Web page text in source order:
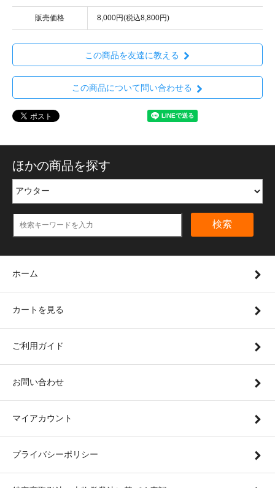
販売価格 8,000円(税込8,800円)
この商品を友達に教える
この商品について問い合わせる
ほかの商品を探す
検索
ホーム
カートを見る
ご利用ガイド
お問い合わせ
マイアカウント
プライバシーポリシー